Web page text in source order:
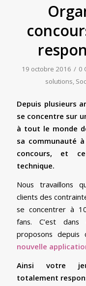
19 octobre 2016 / 0
solutions,
Depuis plusieurs
se concentre sur
à tout le monde
sa communauté
concours, et
technique.
Nous travaillons
clients des
se concentrer à
fans. C’est
proposons depuis
nouvelle
Ainsi votre
totalement